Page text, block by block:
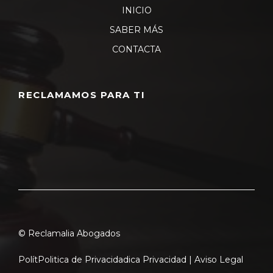
INICIO
SABER MÁS
CONTACTA
RECLAMAMOS PARA TI
© Reclamalia Abogados
PolítPolitica de Privacidadica Privacidad | Aviso Legal